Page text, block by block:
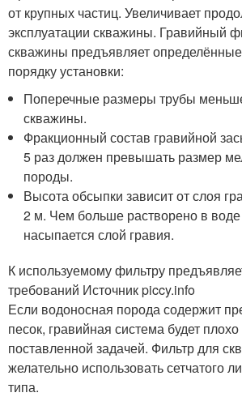
от крупных частиц. Увеличивает
эксплуатации скважины. Гравийный
скважины предъявляет
порядку установки:
Поперечные размеры трубы
скважины.
Фракционный состав гравийной
5 раз должен превышать размер
породы.
Высота обсыпки зависит от слоя
2 м. Чем больше растворено в
насыпается слой гравия.
К используемому фильтру
требований Источник piccy.info
Если водоносная порода содержит
песок, гравийная система будет
поставленной задачей. Фильтр для
желательно использовать сетчатого
типа.